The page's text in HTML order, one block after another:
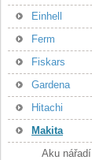
Einhell
Ferm
Fiskars
Gardena
Hitachi
Makita
Aku nářadí